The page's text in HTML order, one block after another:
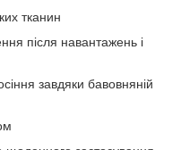
тканин
після навантажень і
завдяки бавовняній